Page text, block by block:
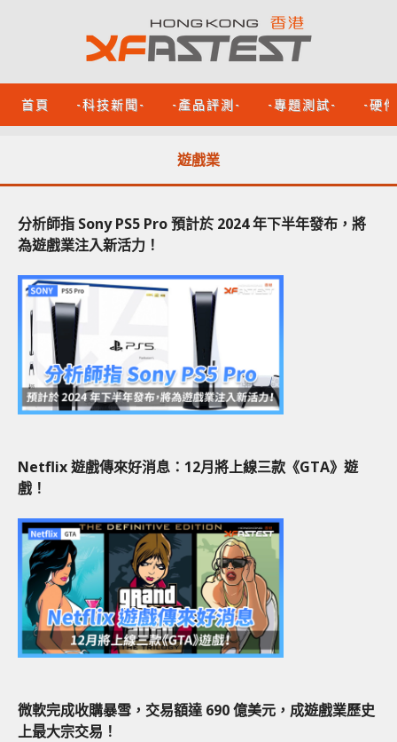
首頁 -科技新聞- -產品評測- -專題測試- -硬
遊戲業
分析師指 Sony PS5 Pro 預計於 2024 年下半年發布，將
為遊戲業注入新活力！
Netflix 遊戲傳來好消息：12月將上線三款《GTA》遊
戲！
微軟完成收購暴雪，交易額達 690 億美元，成遊戲業歷史
上最大宗交易！